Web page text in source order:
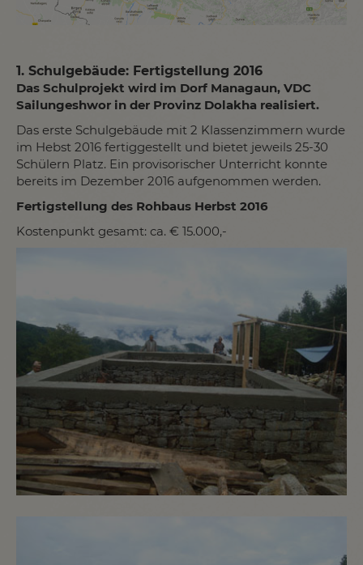
1. Schulgebäude: Fertigstellung 2016
Das Schulprojekt wird im Dorf Managaun, VDC
Sailungeshwor in der Provinz Dolakha realisiert.
Das erste Schulgebäude mit 2 Klassenzimmern wurde
im Hebst 2016 fertiggestellt und bietet jeweils 25-30
Schülern Platz. Ein provisorischer Unterricht konnte
bereits im Dezember 2016 aufgenommen werden.
Fertigstellung des Rohbaus Herbst 2016
Kostenpunkt gesamt: ca. € 15.000,-